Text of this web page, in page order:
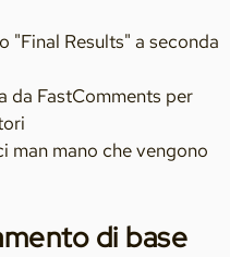
"Final Results" a seconda
da FastComments per
man mano che vengono
di base